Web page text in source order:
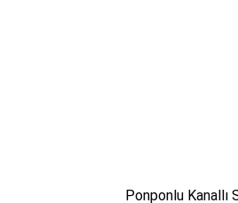
Ponponlu Kanallı